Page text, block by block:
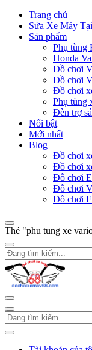
Trang chủ
Sửa Xe Máy
Sản phẩm
Phụ tùng
Honda
Đồ chơi
Đồ chơi
Đồ chơi
Phụ tùng
Đèn trợ
Nổi bật
Mới nhất
Blog
Đồ chơi
Đồ chơi
Đồ chơi
Đồ chơi
Đồ chơi
Thẻ "phu tung xe